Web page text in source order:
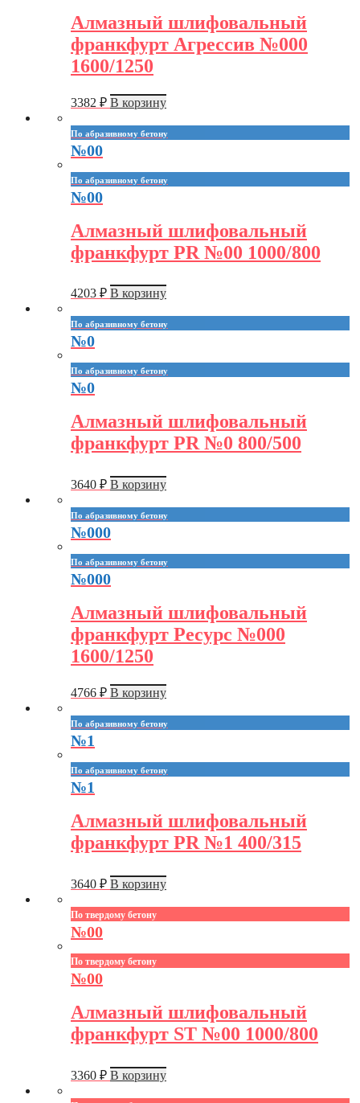
Алмазный шлифовальный
франкфурт Агрессив №000
1600/1250
3382 ₽ В корзину
По абразивному бетону
№00
По абразивному бетону
№00
Алмазный шлифовальный
франкфурт PR №00 1000/800
4203 ₽ В корзину
По абразивному бетону
№0
По абразивному бетону
№0
Алмазный шлифовальный
франкфурт PR №0 800/500
3640 ₽ В корзину
По абразивному бетону
№000
По абразивному бетону
№000
Алмазный шлифовальный
франкфурт Ресурс №000
1600/1250
4766 ₽ В корзину
По абразивному бетону
№1
По абразивному бетону
№1
Алмазный шлифовальный
франкфурт PR №1 400/315
3640 ₽ В корзину
По твердому бетону
№00
По твердому бетону
№00
Алмазный шлифовальный
франкфурт ST №00 1000/800
3360 ₽ В корзину